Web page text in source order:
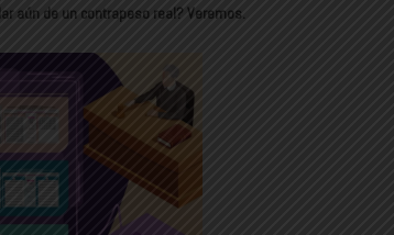
aún de un contrapeso real? Veremos.